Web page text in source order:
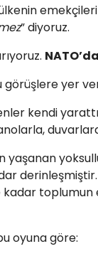
” diyoruz.
görüşlere yer
kendi
yaşanan
toplumun
oyuna göre: